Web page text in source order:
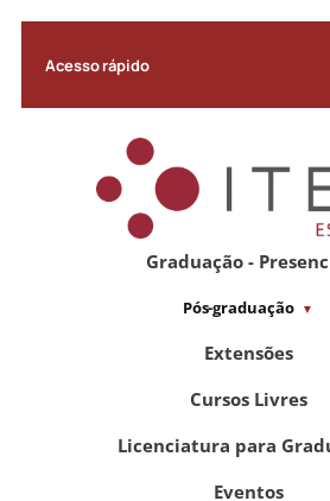
Acesso rápido
Graduação -
Pós-graduação
Extensões
Cursos Livres
Licenciatura para
Eventos